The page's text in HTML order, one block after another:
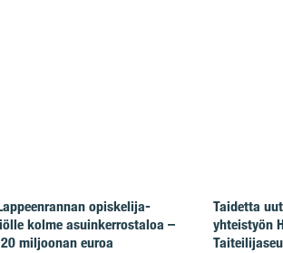
opiskelija-
kolme asuinkerrostaloa –
miljoonan euroa
Taidetta
yhteistyön